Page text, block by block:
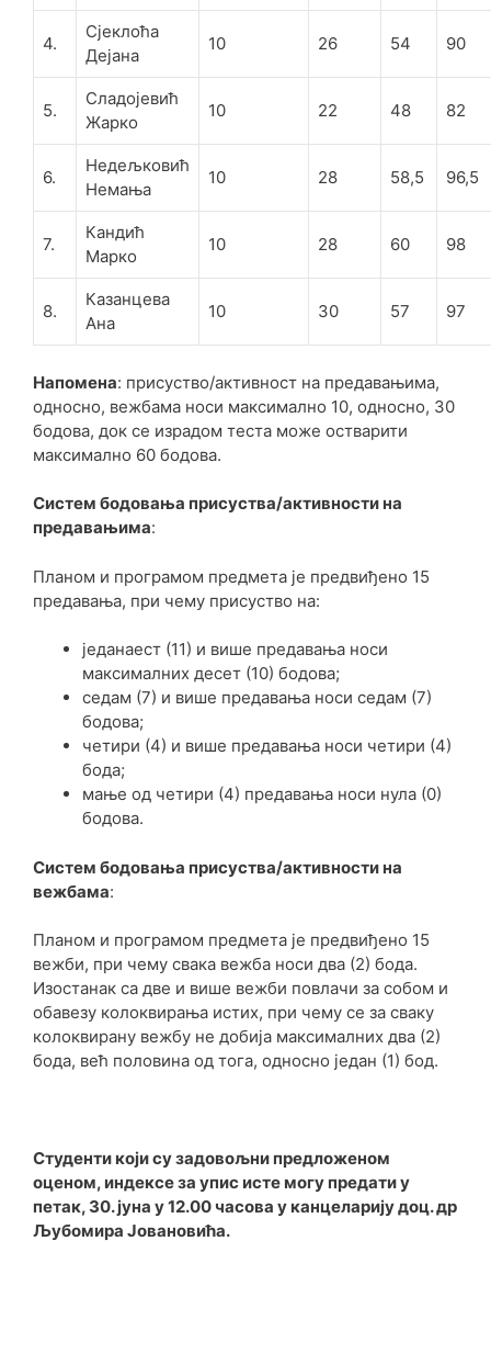
4.
Сјеклоћа
Дејана
10 26 54 90
5.
Сладојевић
Жарко
10 22 48 82
6.
Недељковић
Немања
10 28 58,5 96,5
7.
Кандић
Марко
10 28 60 98
8.
Казанцева
Ана
10 30 57 97
Напомена: присуство/активност на предавањима,
односно, вежбама носи максимално 10, односно, 30
бодова, док се израдом теста може остварити
максимално 60 бодова.
Систем бодовања присуства/активности на
предавањима:
Планом и програмом предмета је предвиђено 15
предавања, при чему присуство на:
једанаест (11) и више предавања носи
максималних десет (10) бодова;
седам (7) и више предавања носи седам (7)
бодова;
четири (4) и више предавања носи четири (4)
бода;
мање од четири (4) предавања носи нула (0)
бодова.
Систем бодовања присуства/активности на
вежбама:
Планом и програмом предмета је предвиђено 15
вежби, при чему свака вежба носи два (2) бода.
Изостанак са две и више вежби повлачи за собом и
обавезу колоквирања истих, при чему се за сваку
колоквирану вежбу не добија максималних два (2)
бода, већ половина од тога, односно један (1) бод.
Студенти који су задовољни предложеном
оценом, индексе за упис исте могу предати у
петак, 30. јуна у 12.00 часова у канцеларију доц. др
Љубомира Јовановића.